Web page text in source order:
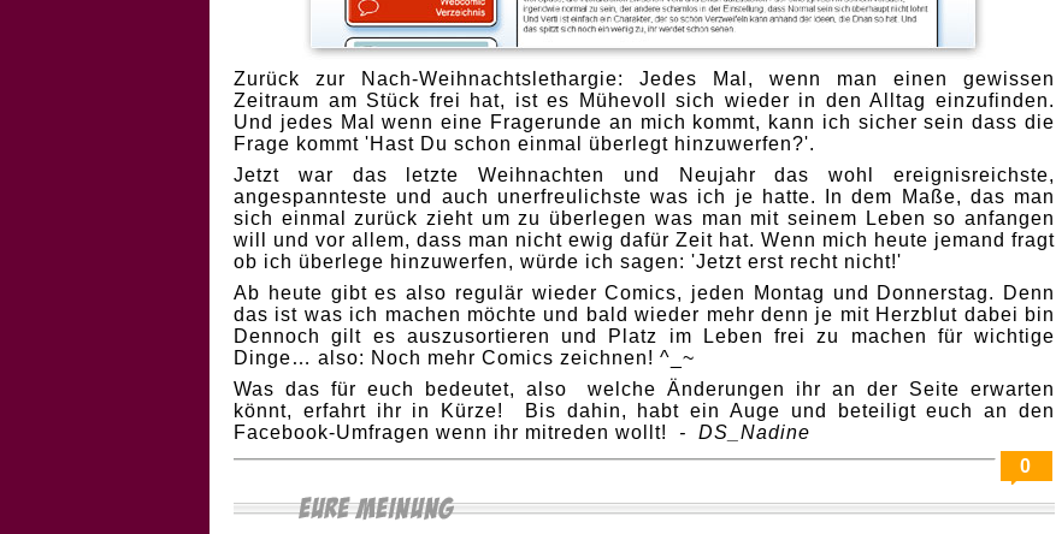
Zurück zur Nach-Weihnachtslethargie: Jedes Mal, wenn man einen gewissen
Zeitraum am Stück frei hat, ist es Mühevoll sich wieder in den Alltag einzufinden.
Und jedes Mal wenn eine Fragerunde an mich kommt, kann ich sicher sein dass die
Frage kommt 'Hast Du schon einmal überlegt hinzuwerfen?'.
Jetzt war das letzte Weihnachten und Neujahr das wohl ereignisreichste,
angespannteste und auch unerfreulichste was ich je hatte. In dem Maße, das man
sich einmal zurück zieht um zu überlegen was man mit seinem Leben so anfangen
will und vor allem, dass man nicht ewig dafür Zeit hat. Wenn mich heute jemand fragt
ob ich überlege hinzuwerfen, würde ich sagen: 'Jetzt erst recht nicht!'
Ab heute gibt es also regulär wieder Comics, jeden Montag und Donnerstag. Denn
das ist was ich machen möchte und bald wieder mehr denn je mit Herzblut dabei bin
Dennoch gilt es auszusortieren und Platz im Leben frei zu machen für wichtige
Dinge… also: Noch mehr Comics zeichnen! ^_~
Was das für euch bedeutet, also welche Änderungen ihr an der Seite erwarten
könnt, erfahrt ihr in Kürze! Bis dahin, habt ein Auge und beteiligt euch an den
Facebook-Umfragen wenn ihr mitreden wollt! - DS_Nadine
0